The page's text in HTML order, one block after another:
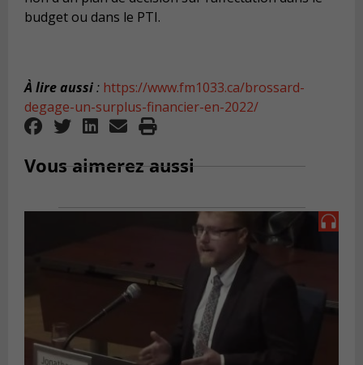
budget ou dans le PTI.
À lire aussi: https://www.fm1033.ca/brossard-
degage-un-surplus-financier-en-2022/
Vous aimerez aussi